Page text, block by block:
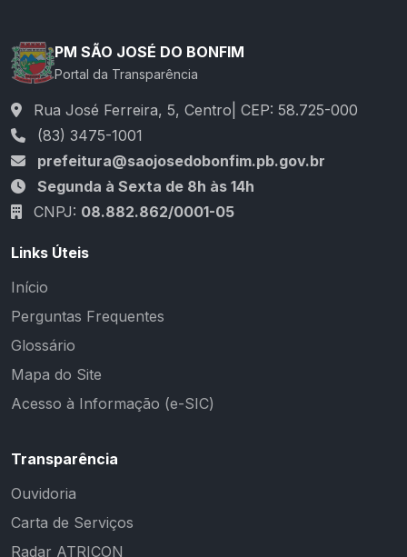
PM SÃO JOSÉ DO BONFIM
Portal da Transparência
Rua José Ferreira, 5, Centro| CEP: 58.725-000
(83) 3475-1001
prefeitura@saojosedobonfim.pb.gov.br
Segunda à Sexta de 8h às 14h
CNPJ: 08.882.862/0001-05
Links Úteis
Início
Perguntas Frequentes
Glossário
Mapa do Site
Acesso à Informação (e-SIC)
Transparência
Ouvidoria
Carta de Serviços
Radar ATRICON